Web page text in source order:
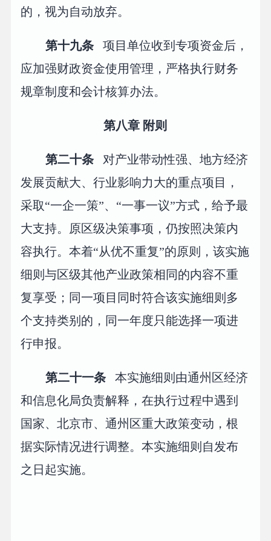
的，视为自动放弃。
第十九条 项目单位收到专项资金后，
应加强财政资金使用管理，严格执行财务
规章制度和会计核算办法。
第八章 附则
第二十条 对产业带动性强、地方经济
发展贡献大、行业影响力大的重点项目，
采取“一企一策”、“一事一议”方式，给予最
大支持。原区级决策事项，仍按照决策内
容执行。本着“从优不重复”的原则，该实施
细则与区级其他产业政策相同的内容不重
复享受；同一项目同时符合该实施细则多
个支持类别的，同一年度只能选择一项进
行申报。
第二十一条 本实施细则由通州区经济
和信息化局负责解释，在执行过程中遇到
国家、北京市、通州区重大政策变动，根
据实际情况进行调整。本实施细则自发布
之日起实施。